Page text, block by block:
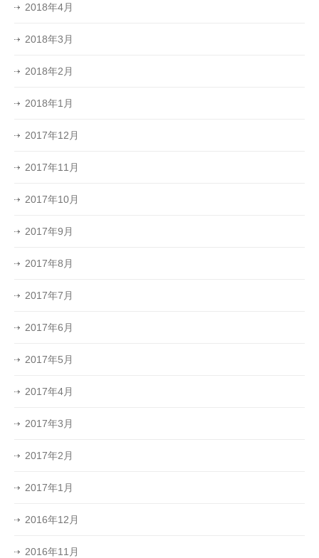
2018年4月
2018年3月
2018年2月
2018年1月
2017年12月
2017年11月
2017年10月
2017年9月
2017年8月
2017年7月
2017年6月
2017年5月
2017年4月
2017年3月
2017年2月
2017年1月
2016年12月
2016年11月